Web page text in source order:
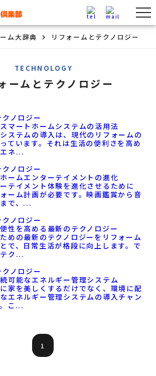
ム大辞典 リフォームとテクノロジー
TECHNOLOGY
ームとテクノロジー
ノロジー
マートホームシステムの活用法
ステムの導入は、現代のリフォームの
ています。それは生活の便利さを高め
ネ...
ノロジー
ームエンターテイメントの進化
テイメント体験を進化させるために
ーム計画が必要です。映画鑑賞から音
で、 ...
ノロジー
性を高める最新のテクノロジー
めの最新のテクノロジーをリフォーム
で、日常生活が格段に向上します。で
ク ...
ノロジー
可能なエネルギー管理システム
家を美しくするだけでなく、環境に配
エネルギー管理システムの導入チャン
こ ...
1